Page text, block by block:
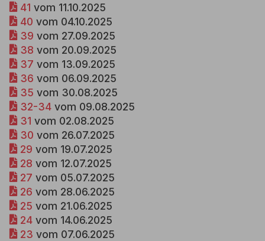
41 vom 11.10.2025
40 vom 04.10.2025
39 vom 27.09.2025
38 vom 20.09.2025
37 vom 13.09.2025
36 vom 06.09.2025
35 vom 30.08.2025
32-34vom 09.08.2025
31 vom 02.08.2025
30 vom 26.07.2025
29 vom 19.07.2025
28 vom 12.07.2025
27 vom 05.07.2025
26 vom 28.06.2025
25 vom 21.06.2025
24vom 14.06.2025
23 vom 07.06.2025